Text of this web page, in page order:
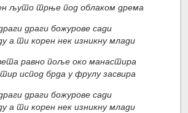
љуто трње под облаком дрема
драги божурове сади
а ти корен нек изникну млади
равно поље око манастира
испод брда у фрулу засвира
драги божурове сади
а ти корен нек изникну млади